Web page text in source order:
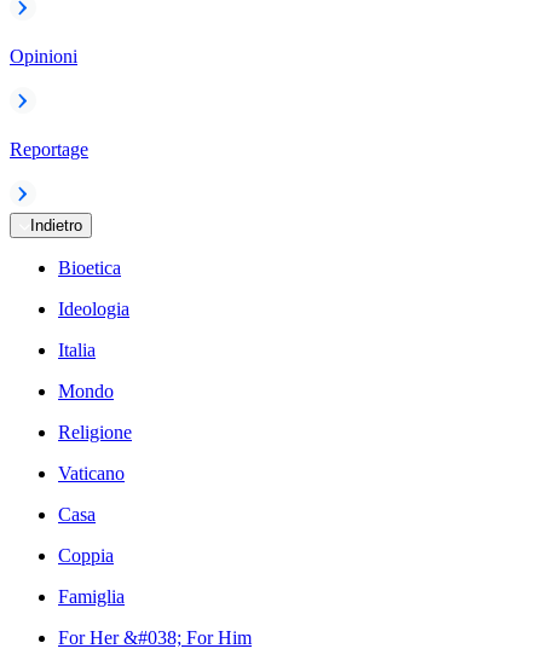
Opinioni
Reportage
Indietro
Bioetica
Ideologia
Italia
Mondo
Religione
Vaticano
Casa
Coppia
Famiglia
For Her &#038; For Him